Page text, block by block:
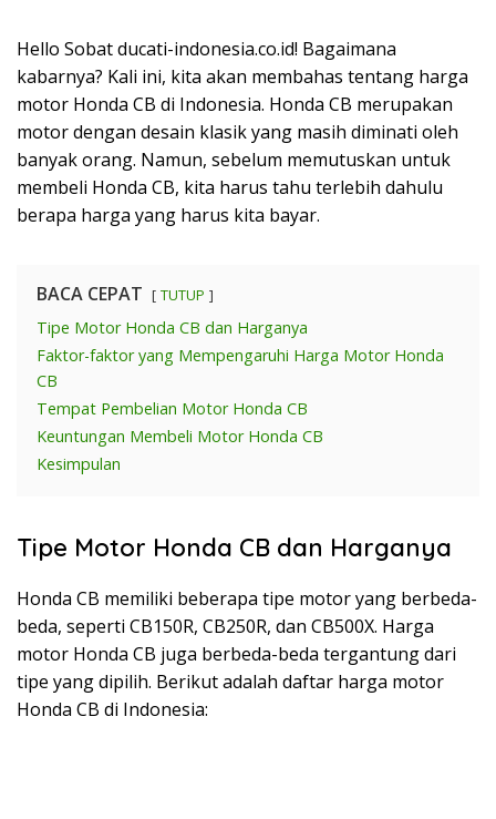
Hello Sobat ducati-indonesia.co.id! Bagaimana
kabarnya? Kali ini, kita akan membahas tentang harga
motor Honda CB di Indonesia. Honda CB merupakan
motor dengan desain klasik yang masih diminati oleh
banyak orang. Namun, sebelum memutuskan untuk
membeli Honda CB, kita harus tahu terlebih dahulu
berapa harga yang harus kita bayar.
BACA CEPAT TUTUP
Tipe Motor Honda CB dan Harganya
Faktor-faktor yang Mempengaruhi Harga Motor Honda
CB
Tempat Pembelian Motor Honda CB
Keuntungan Membeli Motor Honda CB
Kesimpulan
Tipe Motor Honda CB dan Harganya
Honda CB memiliki beberapa tipe motor yang berbeda-
beda, seperti CB150R, CB250R, dan CB500X. Harga
motor Honda CB juga berbeda-beda tergantung dari
tipe yang dipilih. Berikut adalah daftar harga motor
Honda CB di Indonesia: